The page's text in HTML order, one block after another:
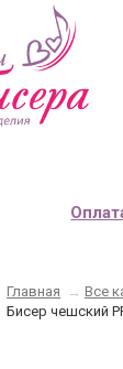
Главная → Все
Бисер чешский